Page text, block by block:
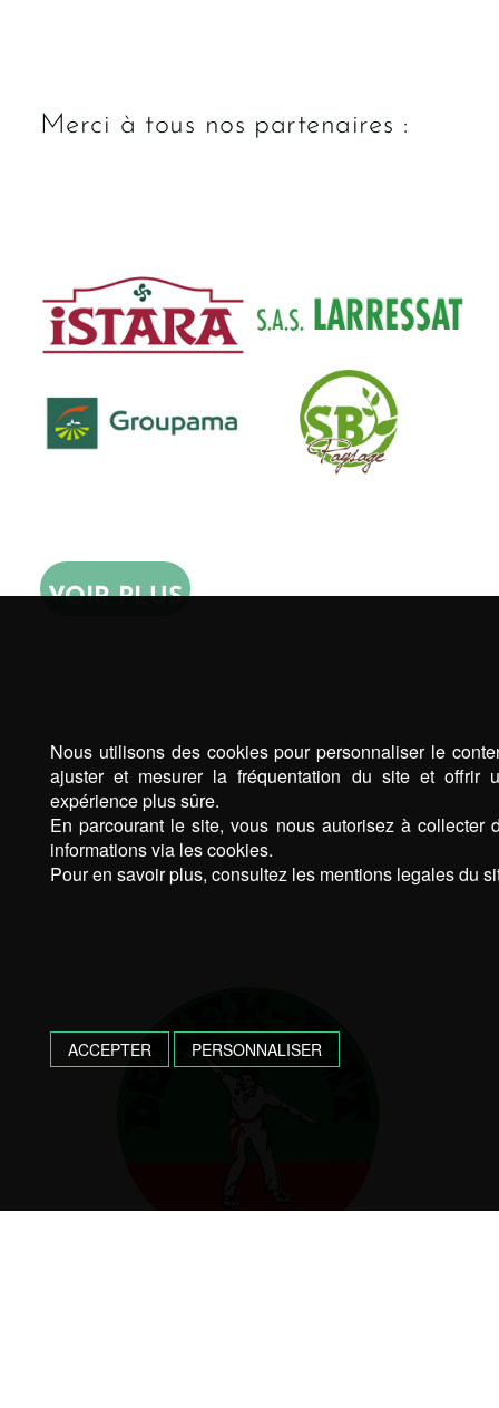
Merci à tous nos partenaires :
VOIR PLUS
Nous utilisons des cookies pour personnaliser le
ajuster et mesurer la fréquentation du site et offrir
expérience plus sûre.
En parcourant le site, vous nous autorisez à collecter
informations via les cookies.
Pour en savoir plus, consultez les mentions legales du
ACCEPTER PERSONNALISER